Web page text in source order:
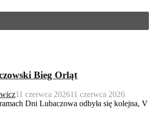
Bieg Orląt
11 czerwca 202611 czerwca 2026
Dni Lubaczowa odbyła się kolejna, V